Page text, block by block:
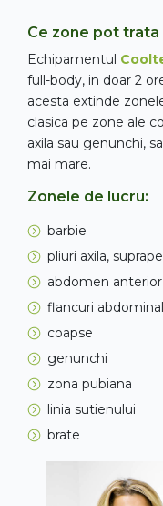
Ce zone pot
Echipamentul
full-body, in doar 2
acesta extinde
clasica pe zone ale
axila sau genunchi,
mai mare.
Zonele de lucru:
barbie
pliuri axila,
abdomen anterior
flancuri
coapse
genunchi
zona pubiana
linia sutienului
brate